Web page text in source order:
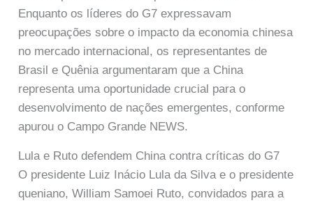
Enquanto os líderes do G7 expressavam
preocupações sobre o impacto da economia chinesa
no mercado internacional, os representantes de
Brasil e Quênia argumentaram que a China
representa uma oportunidade crucial para o
desenvolvimento de nações emergentes, conforme
apurou o Campo Grande NEWS.
Lula e Ruto defendem China contra críticas do G7
O presidente Luiz Inácio Lula da Silva e o presidente
queniano, William Samoei Ruto, convidados para a